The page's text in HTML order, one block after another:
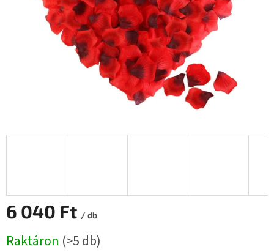
6 040 Ft / db
Raktáron (>5 db)